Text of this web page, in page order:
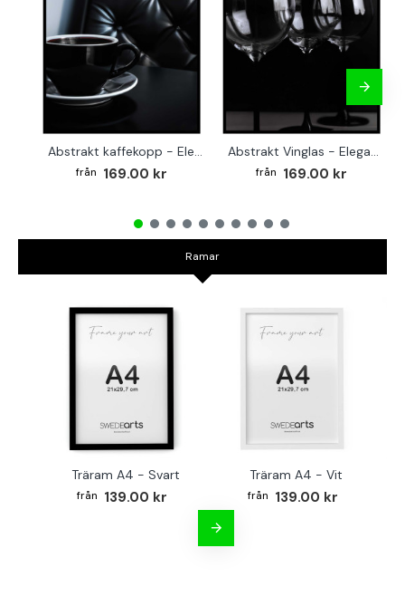
Abstrakt kaffekopp - Elegant kvadratisk köksaffisch
169.00 kr
Abstrakt Vinglas - Elegant kvadratisk affisch till köket
169.00 kr
Ramar
Träram A4 - Svart
139.00 kr
Träram A4 - Vit
139.00 kr